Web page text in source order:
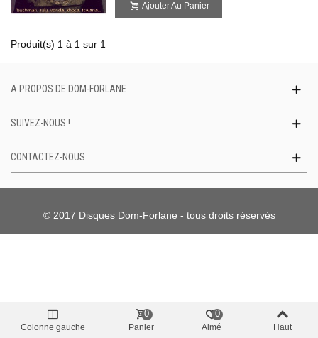
Ajouter Au Panier
Produit(s) 1 à 1 sur 1
A PROPOS DE DOM-FORLANE
SUIVEZ-NOUS !
CONTACTEZ-NOUS
© 2017 Disques Dom-Forlane - tous droits réservés
Colonne gauche Panier
0
Aimé
0
Haut